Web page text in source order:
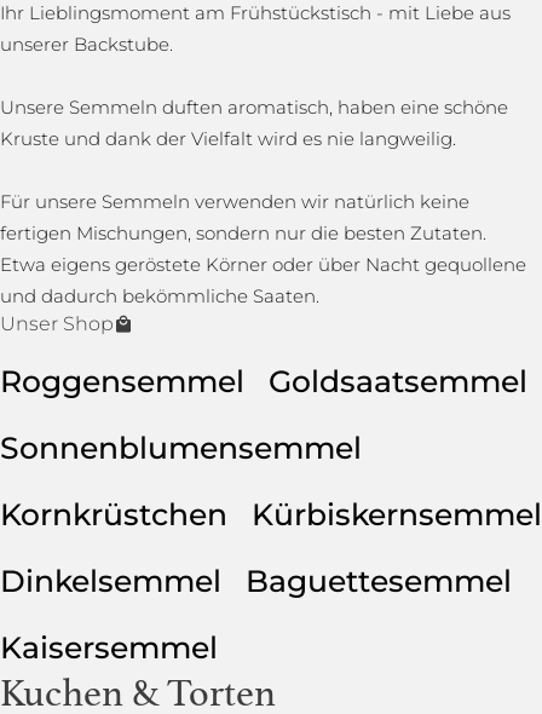
Ihr Lieblingsmoment am Frühstückstisch - mit Liebe aus
unserer Backstube.
Unsere Semmeln duften aromatisch, haben eine schöne
Kruste und dank der Vielfalt wird es nie langweilig.
Für unsere Semmeln verwenden wir natürlich keine
fertigen Mischungen, sondern nur die besten Zutaten.
Etwa eigens geröstete Körner oder über Nacht gequollene
und dadurch bekömmliche Saaten.
Unser Shop
Roggensemmel
Goldsaatsemmel
Sonnenblumensemmel
Kornkrüstchen
Kürbiskernsemmel
Dinkelsemmel
Baguettesemmel
Kaisersemmel
Kuchen & Torten